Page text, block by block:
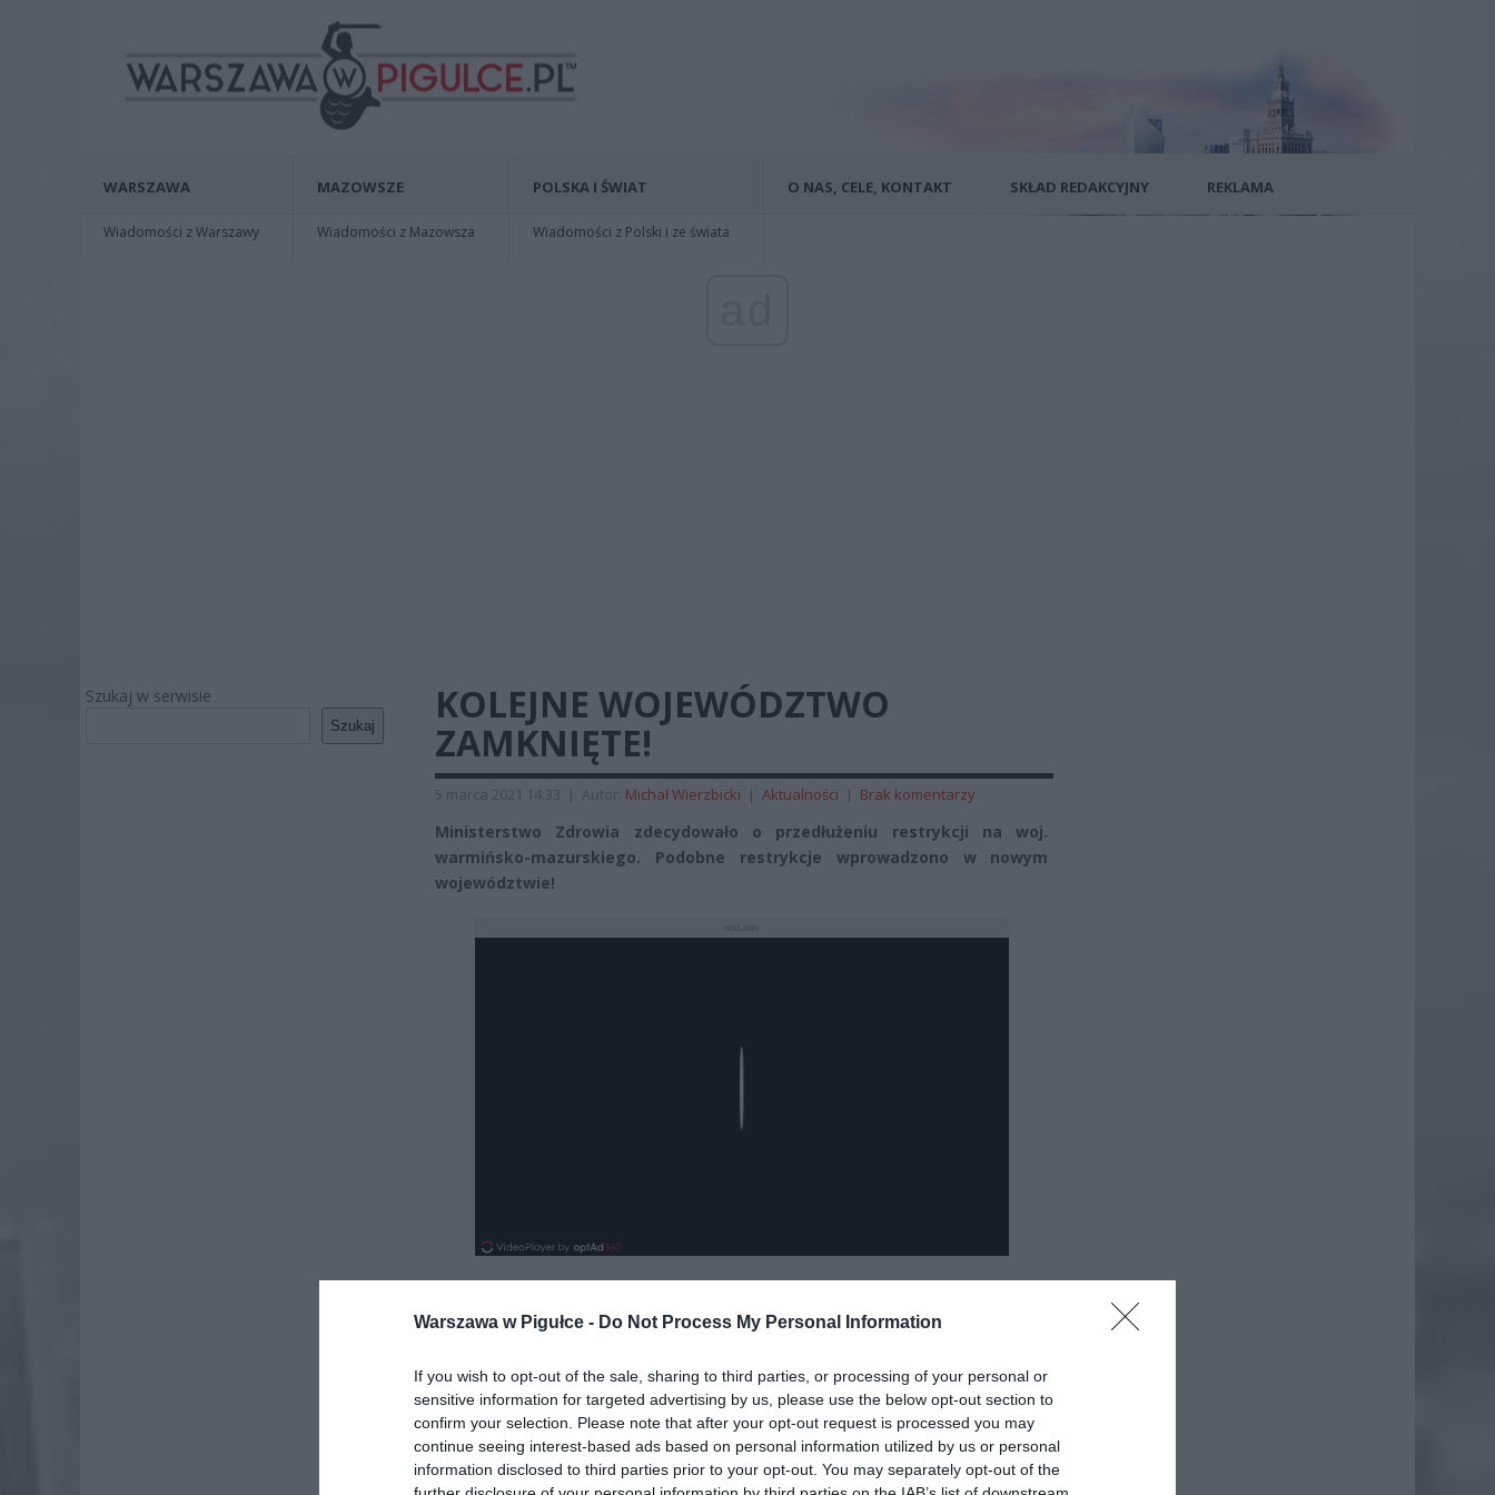
Warszawa w Pigułce - Do Not Process My Personal Information
If you wish to opt-out of the sale, sharing to third parties, or processing of your personal or
sensitive information for targeted advertising by us, please use the below opt-out section to
confirm your selection. Please note that after your opt-out request is processed you may
continue seeing interest-based ads based on personal information utilized by us or personal
information disclosed to third parties prior to your opt-out. You may separately opt-out of the
WARSZAWA
Wiadomości z Warszawy
MAZOWSZE
Wiadomości z Mazowsza
POLSKA I ŚWIAT
Wiadomości z Polski i ze świata
O NAS, CELE, KONTAKT SKŁAD REDAKCYJNY REKLAMA
Szukaj w serwisie
Szukaj
KOLEJNE WOJEWÓDZTWO
ZAMKNIĘTE!
5 marca 2021 14:33 | Autor: Michał Wierzbicki | Aktualności | Brak komentarzy
Ministerstwo Zdrowia zdecydowało o przedłużeniu restrykcji na woj.
warmińsko-mazurskiego. Podobne restrykcje wprowadzono w nowym
województwie!